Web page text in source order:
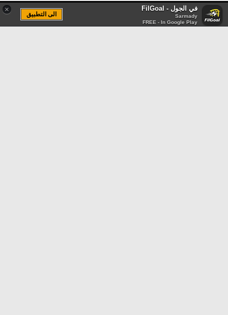
× في الجول - FilGoal
Sarmady
FREE - In Google Play
الى التطبيق